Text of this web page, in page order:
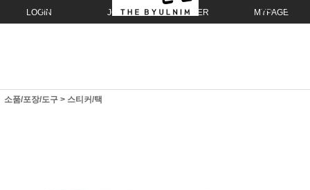
LOGIN JOIN ORDER MYPAGE
소품/포장/도구 > 스티커/택